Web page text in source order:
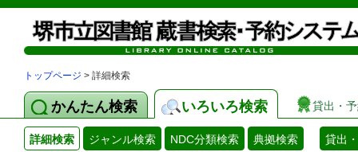
トップページ > 詳細検索
かんたん検索 いろいろ検索 貸出・
詳細検索 ジャンル検索 NDC分類検索 典拠検索 貸出